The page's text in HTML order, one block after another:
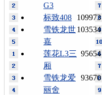
G3
109973
标致408
103534
雪铁龙世
嘉
95654
莲花L3三
厢
93670
雪铁龙爱
丽舍